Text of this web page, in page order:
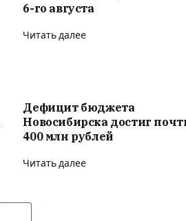
6-го августа
Читать далее
Дефицит бюджета
Новосибирска достиг
400 млн рублей
Читать далее